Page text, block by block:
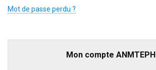
Mot de passe perdu ?
Mon compte ANMTEPH